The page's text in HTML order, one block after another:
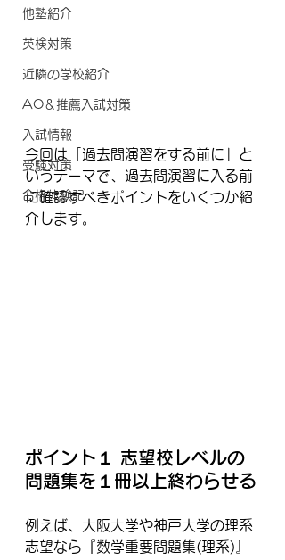
他塾紹介
英検対策
近隣の学校紹介
AO＆推薦入試対策
入試情報
受験対策
合格体験記
今回は「過去問演習をする前に」と
いうテーマで、過去問演習に入る前
に確認すべきポイントをいくつか紹
介します。
ポイント１ 志望校レベルの
問題集を１冊以上終わらせる
例えば、大阪大学や神戸大学の理系
志望なら『数学重要問題集(理系)』